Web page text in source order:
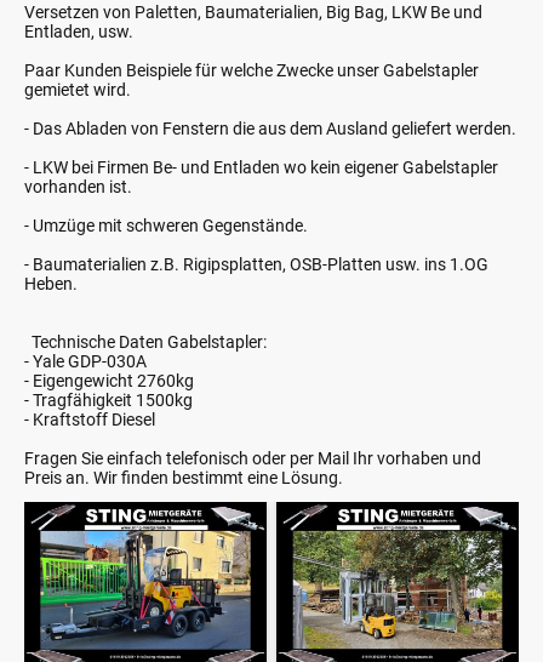
Versetzen von Paletten, Baumaterialien, Big Bag, LKW Be und
Entladen, usw.
Paar Kunden Beispiele für welche Zwecke unser Gabelstapler
gemietet wird.
- Das Abladen von Fenstern die aus dem Ausland geliefert werden.
- LKW bei Firmen Be- und Entladen wo kein eigener Gabelstapler
vorhanden ist.
- Umzüge mit schweren Gegenstände.
- Baumaterialien z.B. Rigipsplatten, OSB-Platten usw. ins 1.OG
Heben.
Technische Daten Gabelstapler:
- Yale GDP-030A
- Eigengewicht 2760kg
- Tragfähigkeit 1500kg
- Kraftstoff Diesel
Fragen Sie einfach telefonisch oder per Mail Ihr vorhaben und
Preis an. Wir finden bestimmt eine Lösung.